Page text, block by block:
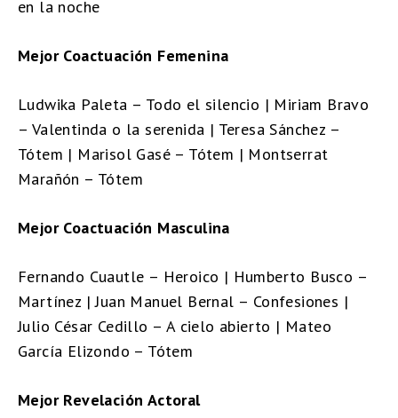
en la noche
Mejor Coactuación Femenina
Ludwika Paleta – Todo el silencio | Miriam Bravo
– Valentinda o la serenida | Teresa Sánchez –
Tótem | Marisol Gasé – Tótem | Montserrat
Marañón – Tótem
Mejor Coactuación Masculina
Fernando Cuautle – Heroico | Humberto Busco –
Martínez | Juan Manuel Bernal – Confesiones |
Julio César Cedillo – A cielo abierto | Mateo
García Elizondo – Tótem
Mejor Revelación Actoral